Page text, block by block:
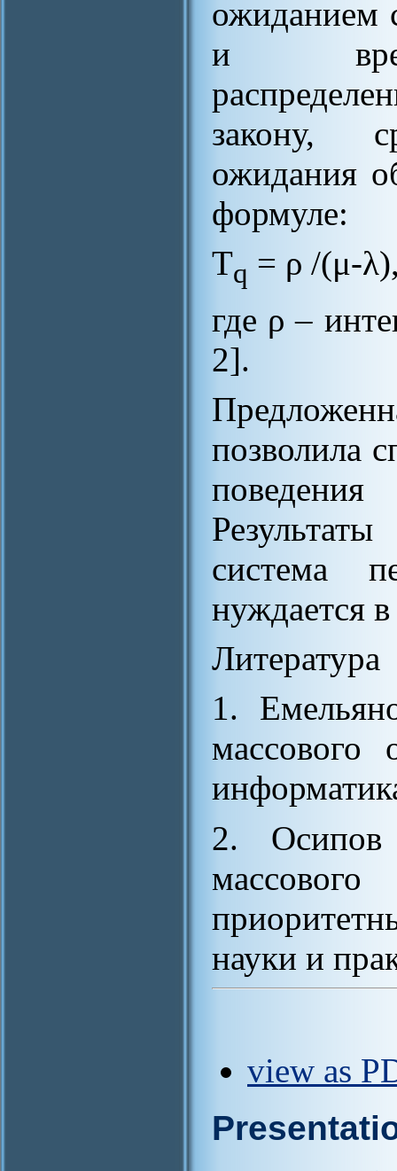
ожиданием
и
закону,
ожидания
формуле:
Tq = ρ /(μ-
где ρ –
2].
позволила
система
нуждается
Литература
1.
массового
2. Осипов
науки и
view as